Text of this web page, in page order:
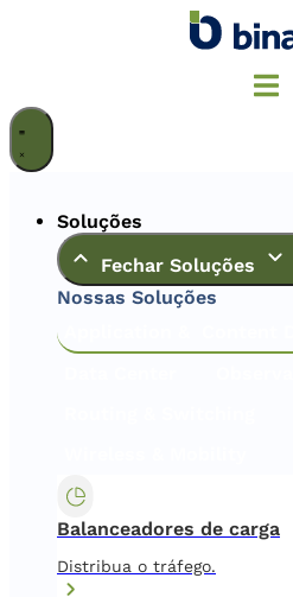
Soluções
Fechar Soluções
Nossas Soluções
Balanceadores de carga
Distribua o tráfego.